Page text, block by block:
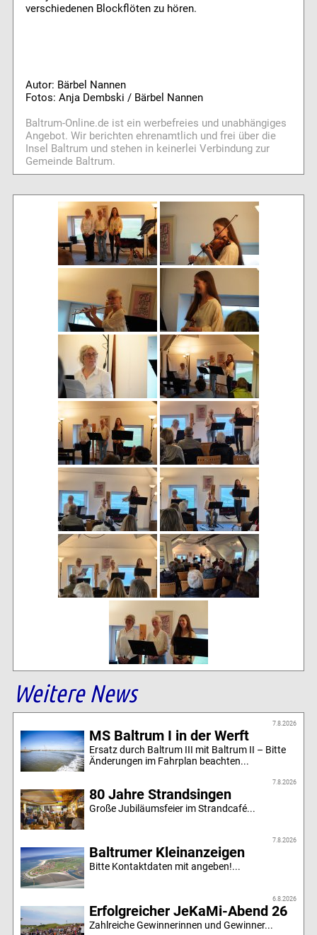
verschiedenen Blockflöten zu hören.
Autor: Bärbel Nannen
Fotos: Anja Dembski / Bärbel Nannen
Baltrum-Online.de ist ein werbefreies und unabhängiges
Angebot. Wir berichten ehrenamtlich und frei über die
Insel Baltrum und stehen in keinerlei Verbindung zur
Gemeinde Baltrum.
Weitere News
7.8.2026
MS Baltrum I in der Werft
Ersatz durch Baltrum III mit Baltrum II – Bitte
Änderungen im Fahrplan beachten...
7.8.2026
80 Jahre Strandsingen
Große Jubiläumsfeier im Strandcafé...
7.8.2026
Baltrumer Kleinanzeigen
Bitte Kontaktdaten mit angeben!...
6.8.2026
Erfolgreicher JeKaMi-Abend 26
Zahlreiche Gewinnerinnen und Gewinner...